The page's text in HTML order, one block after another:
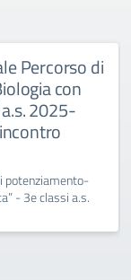
Percorso di
con
2025-
potenziamento-
- 3e classi a.s.